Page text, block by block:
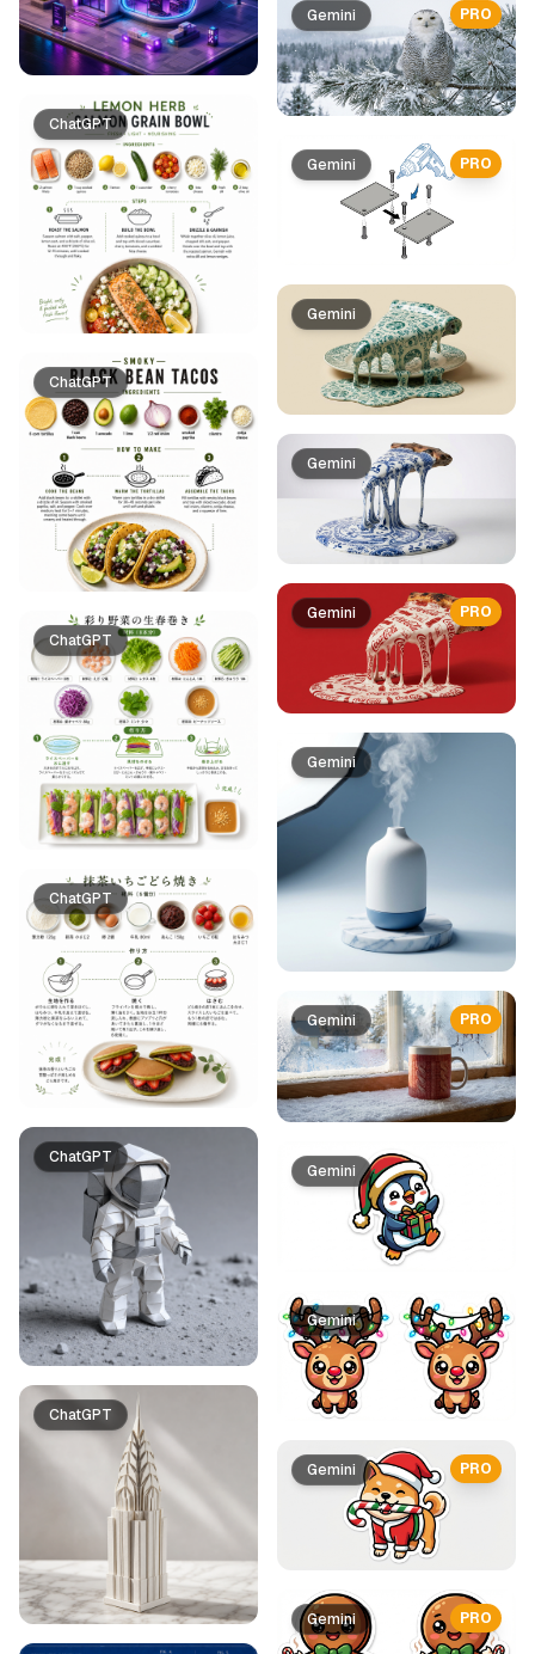
ChatGPT
ChatGPT
ChatGPT
ChatGPT
ChatGPT
ChatGPT
PRO
Gemini
PRO
Gemini
Gemini
Gemini
PRO
Gemini
Gemini
PRO
Gemini
Gemini
Gemini
PRO
Gemini
PRO
Gemini